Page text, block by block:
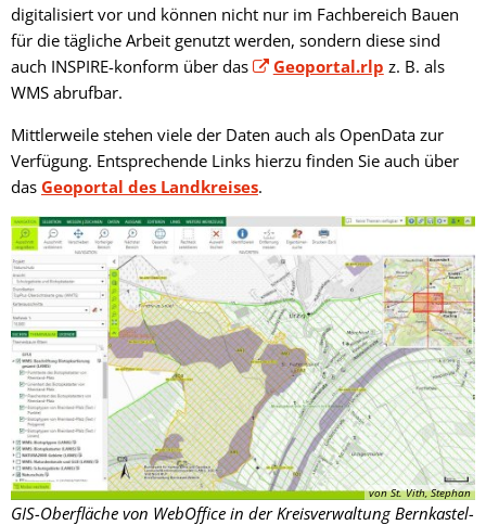
digitalisiert vor und können nicht nur im Fachbereich Bauen
für die tägliche Arbeit genutzt werden, sondern diese sind
auch INSPIRE-konform über das
Geoportal.rlp z. B. als
WMS abrufbar.
Mittlerweile stehen viele der Daten auch als OpenData zur
Verfügung. Entsprechende Links hierzu finden Sie auch über
das Geoportal des Landkreises.
von St. Vith, Stephan
GIS-Oberfläche von WebOffice in der Kreisverwaltung Bernkastel-